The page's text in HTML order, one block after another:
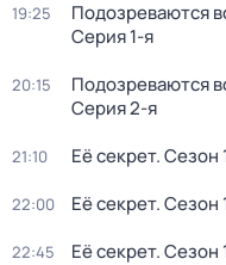
19:25 Подозреваются
Серия 1-я
20:15 Подозреваются
Серия 2-я
21:10 Её секрет. Сезон
22:00 Её секрет. Сезон
22:45 Её секрет. Сезон